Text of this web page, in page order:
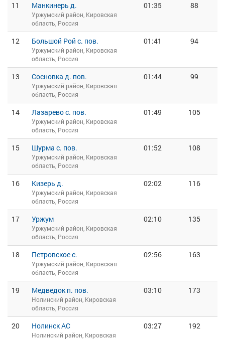
11 Манкинерь д.
Уржумский район, Кировская
область, Россия
01:35 88
12 Большой Рой с. пов.
Уржумский район, Кировская
область, Россия
01:41 94
13 Сосновка д. пов.
Уржумский район, Кировская
область, Россия
01:44 99
14 Лазарево с. пов.
Уржумский район, Кировская
область, Россия
01:49 105
15 Шурма с. пов.
Уржумский район, Кировская
область, Россия
01:52 108
16 Кизерь д.
Уржумский район, Кировская
область, Россия
02:02 116
17 Уржум
Уржумский район, Кировская
область, Россия
02:10 135
18 Петровское с.
Уржумский район, Кировская
область, Россия
02:56 163
19 Медведок п. пов.
Нолинский район, Кировская
область, Россия
03:10 173
20 Нолинск АС
Нолинский район, Кировская
03:27 192